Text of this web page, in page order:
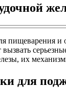
пищеварения и
вызвать
их
для